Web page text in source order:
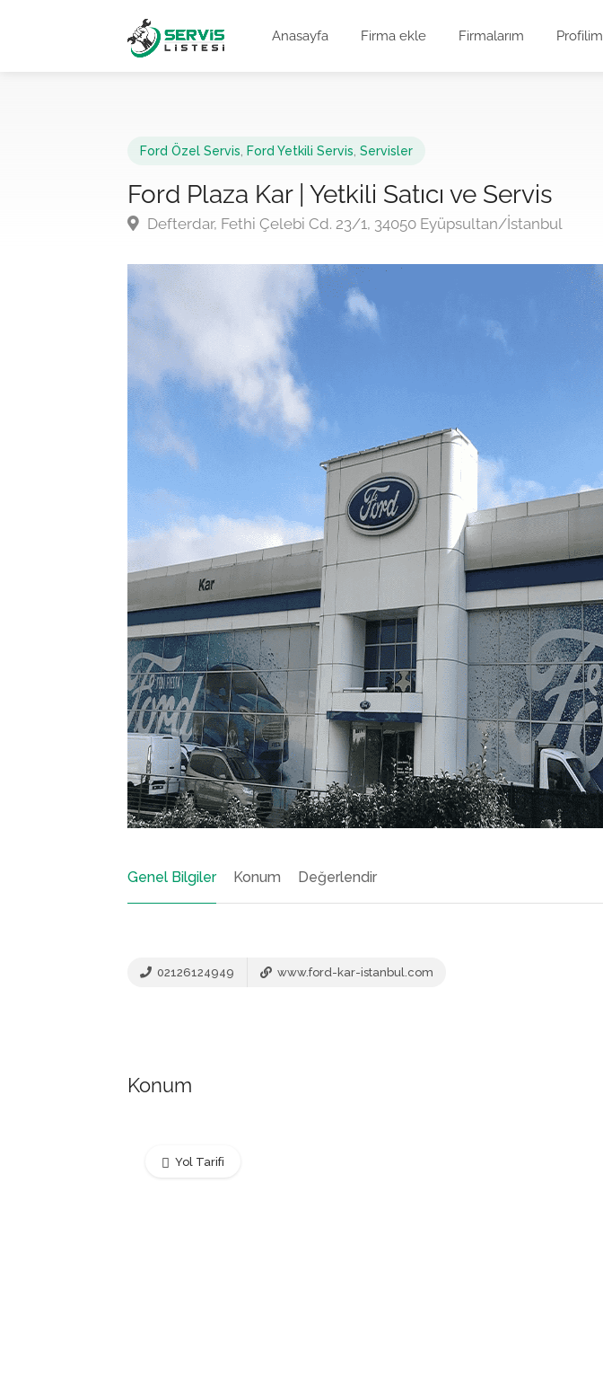
Anasayfa Firma ekle Firmalarım Profilim
Ford Özel Servis Ford Yetkili Servis Servisler
Ford Plaza Kar | Yetkili Satıcı ve Servis
Defterdar, Fethi Çelebi Cd. 23/1, 34050 Eyüpsultan/İstanbul
Genel Bilgiler Konum Değerlendir
02126124949 www.ford-kar-istanbul.com
Konum
Yol Tarifi